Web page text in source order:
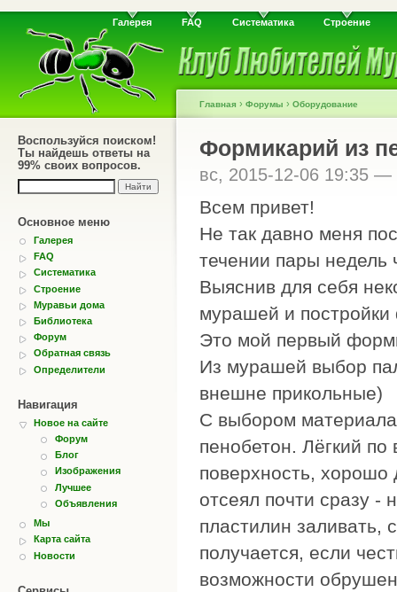
Галерея FAQ Систематика Строение
Воспользуйся поиском!
Ты найдешь ответы на
99% своих вопросов.
Основное меню
Галерея
FAQ
Систематика
Строение
Муравьи дома
Библиотека
Форум
Обратная связь
Определители
Навигация
Новое на сайте
Форум
Блог
Изображения
Лучшее
Объявления
Мы
Карта сайта
Новости
Главная › Форумы › Оборудование
Формикарий из
вс, 2015-12-06 19:35 —
Всем привет!
Не так давно меня
течении пары недель
Выяснив для себя
мурашей и
Это мой первый
Из мурашей выбор
внешне прикольные)
С выбором
пенобетон. Лёгкий
поверхность, хорошо
отсеял почти сразу -
пластилин заливать,
получается, если
возможности